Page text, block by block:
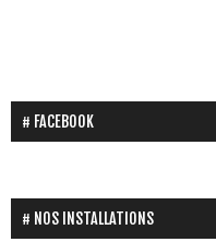
FACEBOOK
NOS INSTALLATIONS